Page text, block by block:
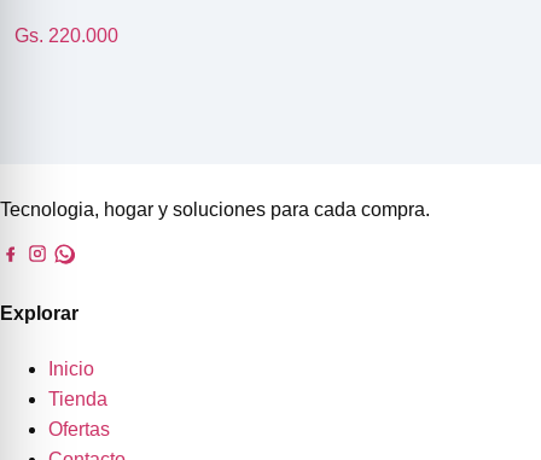
Gs. 220.000
Tecnologia, hogar y soluciones para cada compra.
Explorar
Inicio
Tienda
Ofertas